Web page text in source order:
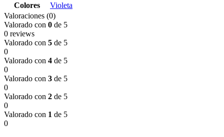
Colores
Violeta
Valoraciones (0)
Valorado con 0 de 5
0 reviews
Valorado con 5 de 5
0
Valorado con 4 de 5
0
Valorado con 3 de 5
0
Valorado con 2 de 5
0
Valorado con 1 de 5
0